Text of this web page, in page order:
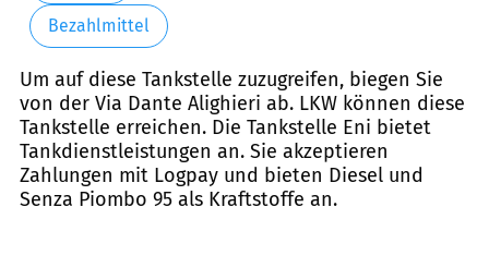
Bezahlmittel
Um auf diese Tankstelle zuzugreifen, biegen Sie
von der Via Dante Alighieri ab. LKW können diese
Tankstelle erreichen. Die Tankstelle Eni bietet
Tankdienstleistungen an. Sie akzeptieren
Zahlungen mit Logpay und bieten Diesel und
Senza Piombo 95 als Kraftstoffe an.